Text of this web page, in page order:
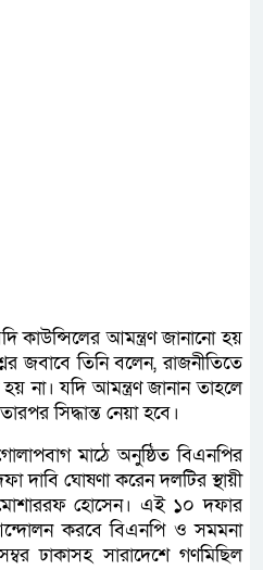
কাউন্সিলের আমন্ত্রণ জানানো হয়
জবাবে তিনি বলেন, রাজনীতিতে
যদি আমন্ত্রণ জানান তাহলে
সিদ্ধান্ত নেয়া হবে।
মাঠে অনুষ্ঠিত বিএনপির
দাবি ঘোষণা করেন দলটির স্থায়ী
হোসেন। এই ১০ দফার
করবে বিএনপি ও সমমনা
ঢাকাসহ সারাদেশে গণমিছিল